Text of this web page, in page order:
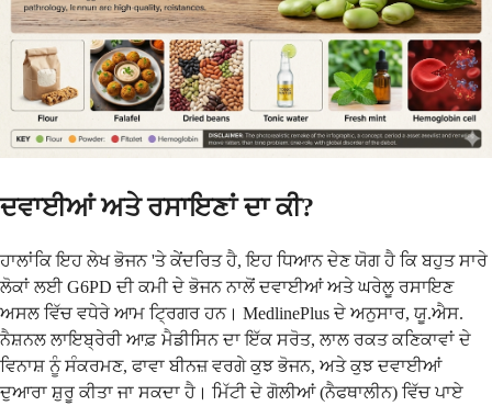
ਦਵਾਈਆਂ ਅਤੇ ਰਸਾਇਣਾਂ ਦਾ ਕੀ?
ਹਾਲਾਂਕਿ ਇਹ ਲੇਖ ਭੋਜਨ 'ਤੇ ਕੇਂਦਰਿਤ ਹੈ, ਇਹ ਧਿਆਨ ਦੇਣ ਯੋਗ ਹੈ ਕਿ ਬਹੁਤ ਸਾਰੇ
ਲੋਕਾਂ ਲਈ G6PD ਦੀ ਕਮੀ ਦੇ ਭੋਜਨ ਨਾਲੋਂ ਦਵਾਈਆਂ ਅਤੇ ਘਰੇਲੂ ਰਸਾਇਣ
ਅਸਲ ਵਿੱਚ ਵਧੇਰੇ ਆਮ ਟ੍ਰਿਗਰ ਹਨ। MedlinePlus ਦੇ ਅਨੁਸਾਰ, ਯੂ.ਐਸ.
ਨੈਸ਼ਨਲ ਲਾਇਬ੍ਰੇਰੀ ਆਫ਼ ਮੈਡੀਸਿਨ ਦਾ ਇੱਕ ਸਰੋਤ, ਲਾਲ ਰਕਤ ਕਣਿਕਾਵਾਂ ਦੇ
ਵਿਨਾਸ਼ ਨੂੰ ਸੰਕਰਮਣ, ਫਾਵਾ ਬੀਨਜ਼ ਵਰਗੇ ਕੁਝ ਭੋਜਨ, ਅਤੇ ਕੁਝ ਦਵਾਈਆਂ
ਦੁਆਰਾ ਸ਼ੁਰੂ ਕੀਤਾ ਜਾ ਸਕਦਾ ਹੈ। ਮਿੱਟੀ ਦੇ ਗੋਲੀਆਂ (ਨੈਫਥਾਲੀਨ) ਵਿੱਚ ਪਾਏ